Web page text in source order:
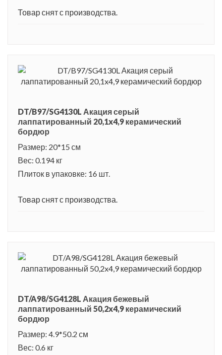
Товар снят с производства.
DT/B97/SG4130L Акация серый
лаппатированный 20,1x4,9 керамический
бордюр
Размер: 20*15 см
Вес: 0.194 кг
Плиток в упаковке: 16 шт.
Товар снят с производства.
DT/A98/SG4128L Акация бежевый
лаппатированный 50,2x4,9 керамический
бордюр
Размер: 4.9*50.2 см
Вес: 0.6 кг